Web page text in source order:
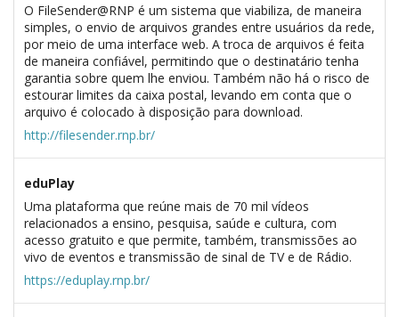
O FileSender@RNP é um sistema que viabiliza, de maneira
simples, o envio de arquivos grandes entre usuários da rede,
por meio de uma interface web. A troca de arquivos é feita
de maneira confiável, permitindo que o destinatário tenha
garantia sobre quem lhe enviou. Também não há o risco de
estourar limites da caixa postal, levando em conta que o
arquivo é colocado à disposição para download.
http://filesender.rnp.br/
eduPlay
Uma plataforma que reúne mais de 70 mil vídeos
relacionados a ensino, pesquisa, saúde e cultura, com
acesso gratuito e que permite, também, transmissões ao
vivo de eventos e transmissão de sinal de TV e de Rádio.
https://eduplay.rnp.br/